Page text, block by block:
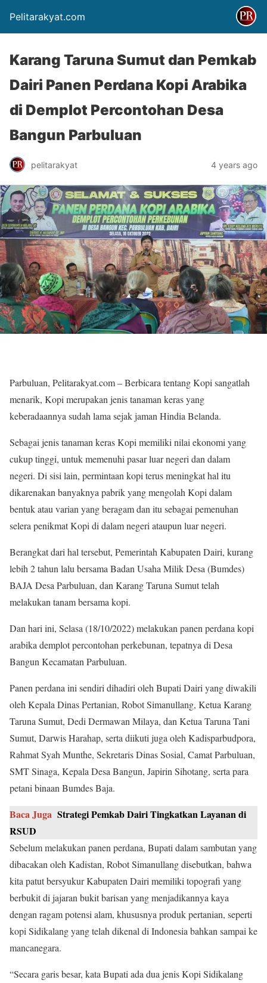
Pelitarakyat.com
Karang Taruna Sumut dan Pemkab
Dairi Panen Perdana Kopi Arabika
di Demplot Percontohan Desa
Bangun Parbuluan
pelitarakyat 4 years ago
Parbuluan, Pelitarakyat.com – Berbicara tentang Kopi sangatlah
menarik, Kopi merupakan jenis tanaman keras yang
keberadaannya sudah lama sejak jaman Hindia Belanda.
Sebagai jenis tanaman keras Kopi memiliki nilai ekonomi yang
cukup tinggi, untuk memenuhi pasar luar negeri dan dalam
negeri. Di sisi lain, permintaan kopi terus meningkat hal itu
dikarenakan banyaknya pabrik yang mengolah Kopi dalam
bentuk atau varian yang beragam dan itu sebagai pemenuhan
selera penikmat Kopi di dalam negeri ataupun luar negeri.
Berangkat dari hal tersebut, Pemerintah Kabupaten Dairi, kurang
lebih 2 tahun lalu bersama Badan Usaha Milik Desa (Bumdes)
BAJA Desa Parbuluan, dan Karang Taruna Sumut telah
melakukan tanam bersama kopi.
Dan hari ini, Selasa (18/10/2022) melakukan panen perdana kopi
arabika demplot percontohan perkebunan, tepatnya di Desa
Bangun Kecamatan Parbuluan.
Panen perdana ini sendiri dihadiri oleh Bupati Dairi yang diwakili
oleh Kepala Dinas Pertanian, Robot Simanullang, Ketua Karang
Taruna Sumut, Dedi Dermawan Milaya, dan Ketua Taruna Tani
Sumut, Darwis Harahap, serta diikuti juga oleh Kadisparbudpora,
Rahmat Syah Munthe, Sekretaris Dinas Sosial, Camat Parbuluan,
SMT Sinaga, Kepala Desa Bangun, Japirin Sihotang, serta para
petani binaan Bumdes Baja.
Baca Juga Strategi Pemkab Dairi Tingkatkan Layanan di
RSUD
Sebelum melakukan panen perdana, Bupati dalam sambutan yang
dibacakan oleh Kadistan, Robot Simanullang disebutkan, bahwa
kita patut bersyukur Kabupaten Dairi memiliki topografi yang
berbukit di jajaran bukit barisan yang menjadikannya kaya
dengan ragam potensi alam, khususnya produk pertanian, seperti
kopi Sidikalang yang telah dikenal di Indonesia bahkan sampai ke
mancanegara.
“Secara garis besar, kata Bupati ada dua jenis Kopi Sidikalang